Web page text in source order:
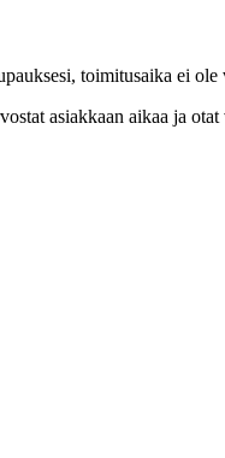
toimitusaika ei
asiakkaan aikaa ja